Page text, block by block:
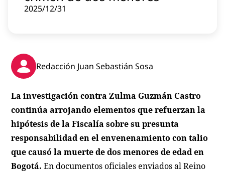
2025/12/31
Redacción Juan Sebastián Sosa
La investigación contra Zulma Guzmán Castro
continúa arrojando elementos que refuerzan la
hipótesis de la Fiscalía sobre su presunta
responsabilidad en el envenenamiento con talio
que causó la muerte de dos menores de edad en
Bogotá. En documentos oficiales enviados al Reino